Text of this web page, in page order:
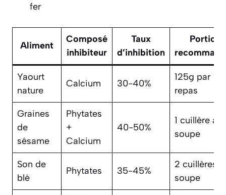
fer
Aliment
Composé
inhibiteur
Taux
d’inhibition
Portion
Yaourt
nature
Calcium 30-40%
125g par
repas
Graines
de
sésame
Phytates
+
Calcium
40-50%
1 cuillère à
soupe
Son de
blé
Phytates 35-45%
2 cuillères à
soupe